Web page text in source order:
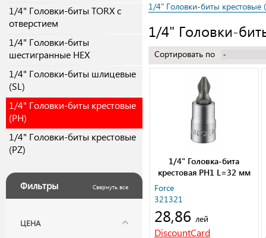
1/4" Головки-биты TORX с
отверстием
1/4" Головки-биты
шестигранные HEX
1/4" Головки-биты шлицевые
(SL)
1/4" Головки-биты крестовые
(PH)
1/4" Головки-биты крестовые
(PZ)
Фильтры Свернуть все
ЦЕНА
1/4" Головки-биты крестовые
1/4" Головки-
Сортировать по
1/4" Головка-бита
крестовая РН1 L=32 мм
Force
321321
28,86 лей
DiscountCard